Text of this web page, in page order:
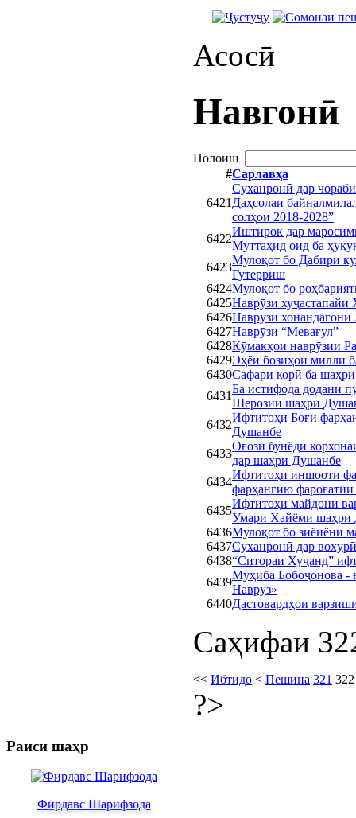
Асосӣ
Навгонӣ
Полоиш
#Сарлавҳа
6421
Суханронӣ дар
Даҳсолаи
солҳои 2018-2028”
6422
Иштирок дар
Муттаҳид оид ба
6423
Мулоқот бо Дабири
Гутерриш
6424Мулоқот бо
6425Наврӯзи
6426Наврӯзи
6427Наврӯзи “Мевағул”
6428Кӯмакҳои наврӯзии
6429Эҳёи бозиҳои миллӣ
6430Сафари корӣ ба
6431
Ба истифода додани
Шерозии шаҳри
6432
Ифтитоҳи Боғи
Душанбе
6433
Оғози бунёди
дар шаҳри Душанбе
6434
Ифтитоҳи иншооти
фарҳангию
6435
Ифтитоҳи майдони
Умари Хайёми шаҳри
6436Мулоқот бо зиёиёни
6437Суханронӣ дар
6438“Ситораи Хуҷанд”
6439
Муҳиба Бобоҷонова -
Наврӯз»
6440Дастовардҳои
Саҳифаи
<< Ибтидо < Пешина 321 322
?>
Раиси шаҳр
Фирдавс Шарифзода